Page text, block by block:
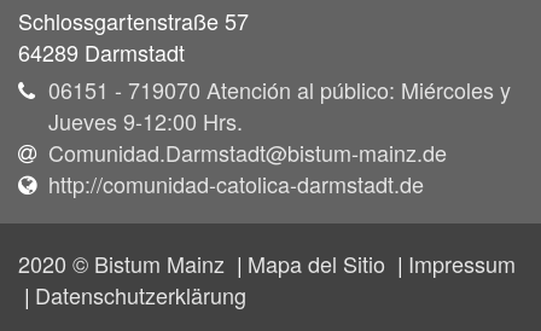
Schlossgartenstraße 57
64289 Darmstadt
06151 - 719070 Atención al público: Miércoles y
Jueves 9-12:00 Hrs.
Comunidad.Darmstadt@bistum-mainz.de
http://comunidad-catolica-darmstadt.de
2020 © Bistum Mainz Mapa del Sitio
Impressum
Datenschutzerklärung